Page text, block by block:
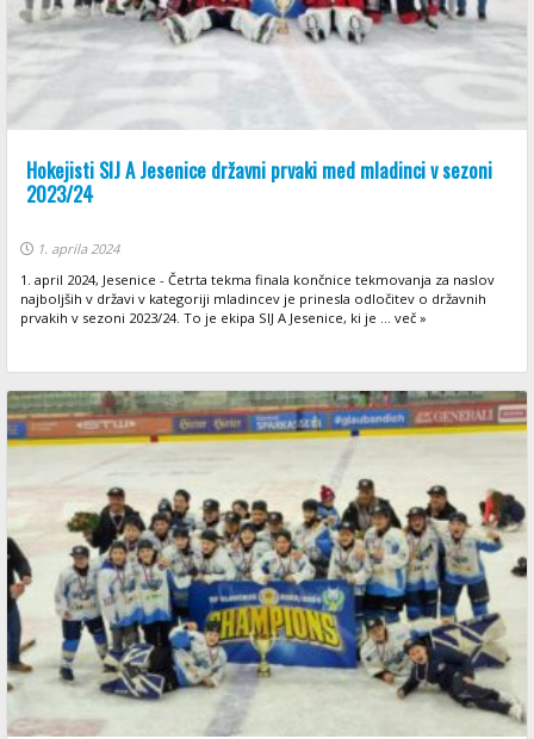
Hokejisti SIJ A Jesenice državni prvaki med mladinci v sezoni
2023/24
1. aprila 2024
1. april 2024, Jesenice - Četrta tekma finala končnice tekmovanja za naslov
najboljših v državi v kategoriji mladincev je prinesla odločitev o državnih
prvakih v sezoni 2023/24. To je ekipa SIJ A Jesenice, ki je ... več »